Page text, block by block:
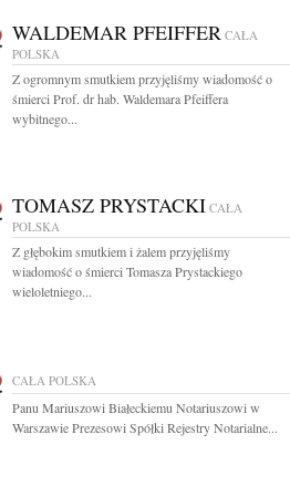
WALDEMAR PFEIFFER CAŁA
POLSKA
Z ogromnym smutkiem przyjęliśmy wiadomość o
śmierci Prof. dr hab. Waldemara Pfeiffera
wybitnego...
TOMASZ PRYSTACKI CAŁA
POLSKA
Z głębokim smutkiem i żalem przyjęliśmy
wiadomość o śmierci Tomasza Prystackiego
wieloletniego...
CAŁA POLSKA
Panu Mariuszowi Białeckiemu Notariuszowi w
Warszawie Prezesowi Spółki Rejestry Notarialne...